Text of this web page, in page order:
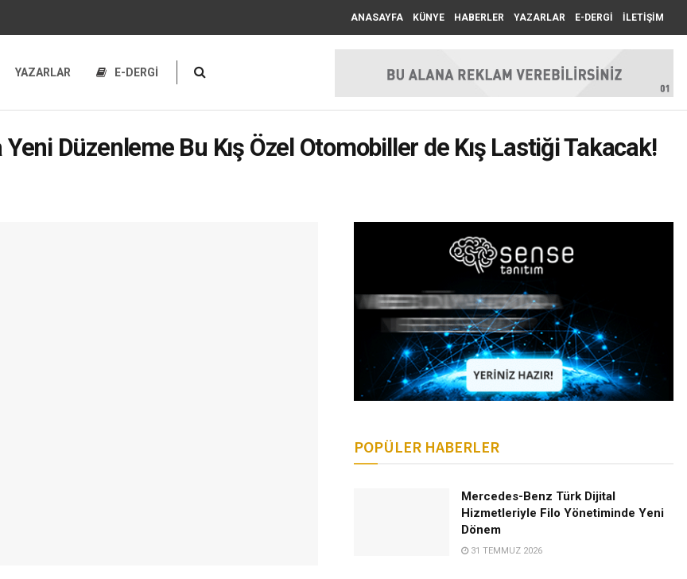
ANASAYFA KÜNYE HABERLER YAZARLAR E-DERGİ İLETİŞİM
YAZARLAR E-DERGİ
Düzenleme Bu Kış Özel Otomobiller de Kış Lastiği Takacak!
POPÜLER HABERLER
Mercedes-Benz Türk Dijital
Hizmetleriyle Filo Yönetiminde Yeni
Dönem
31 TEMMUZ 2026